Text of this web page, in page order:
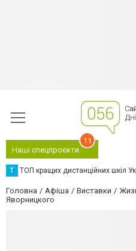
Наші спецпроєкти
11
Т ТОП кращих дистанційних шкіл
Головна Афіша Виставки
Яворницкого